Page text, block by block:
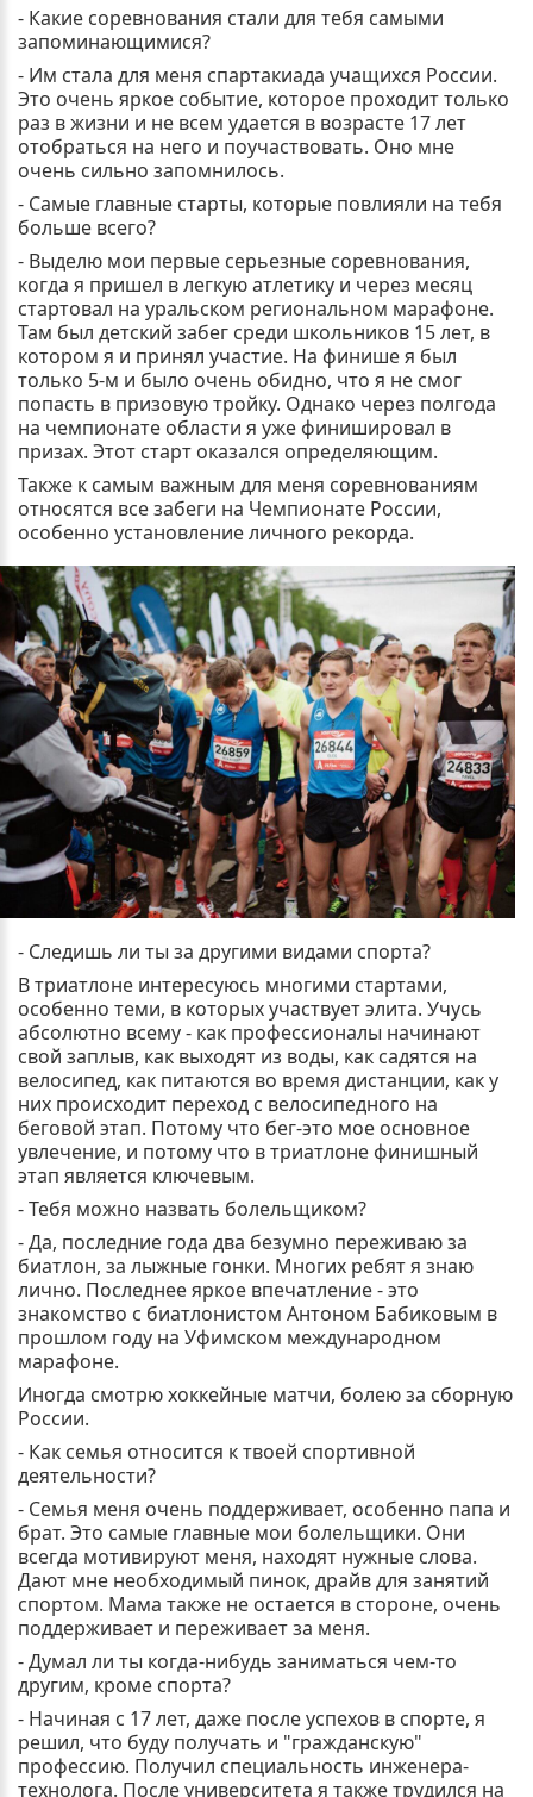
- Какие соревнования стали для тебя самыми
запоминающимися?
- Им стала для меня спартакиада учащихся России.
Это очень яркое событие, которое проходит только
раз в жизни и не всем удается в возрасте 17 лет
отобраться на него и поучаствовать. Оно мне
очень сильно запомнилось.
- Самые главные старты, которые повлияли на тебя
больше всего?
- Выделю мои первые серьезные соревнования,
когда я пришел в легкую атлетику и через месяц
стартовал на уральском региональном марафоне.
Там был детский забег среди школьников 15 лет, в
котором я и принял участие. На финише я был
только 5-м и было очень обидно, что я не смог
попасть в призовую тройку. Однако через полгода
на чемпионате области я уже финишировал в
призах. Этот старт оказался определяющим.
Также к самым важным для меня соревнованиям
относятся все забеги на Чемпионате России,
особенно установление личного рекорда.
- Следишь ли ты за другими видами спорта?
В триатлоне интересуюсь многими стартами,
особенно теми, в которых участвует элита. Учусь
абсолютно всему - как профессионалы начинают
свой заплыв, как выходят из воды, как садятся на
велосипед, как питаются во время дистанции, как у
них происходит переход с велосипедного на
беговой этап. Потому что бег-это мое основное
увлечение, и потому что в триатлоне финишный
этап является ключевым.
- Тебя можно назвать болельщиком?
- Да, последние года два безумно переживаю за
биатлон, за лыжные гонки. Многих ребят я знаю
лично. Последнее яркое впечатление - это
знакомство с биатлонистом Антоном Бабиковым в
прошлом году на Уфимском международном
марафоне.
Иногда смотрю хоккейные матчи, болею за сборную
России.
- Как семья относится к твоей спортивной
деятельности?
- Семья меня очень поддерживает, особенно папа и
брат. Это самые главные мои болельщики. Они
всегда мотивируют меня, находят нужные слова.
Дают мне необходимый пинок, драйв для занятий
спортом. Мама также не остается в стороне, очень
поддерживает и переживает за меня.
- Думал ли ты когда-нибудь заниматься чем-то
другим, кроме спорта?
- Начиная с 17 лет, даже после успехов в спорте, я
решил, что буду получать и "гражданскую"
профессию. Получил специальность инженера-
технолога. После университета я также трудился на